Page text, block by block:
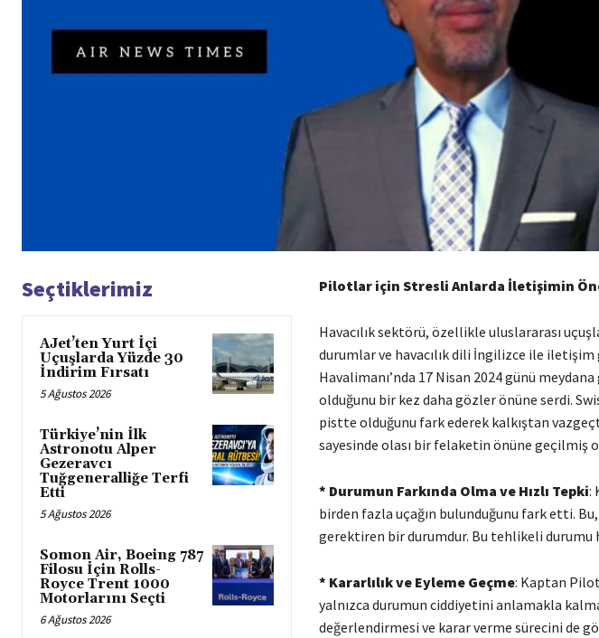
Seçtiklerimiz
AJet’ten Yurt İçi
Uçuşlarda Yüzde 30
İndirim Fırsatı
5 Ağustos 2026
Türkiye’nin İlk
Astronotu Alper
Gezeravcı
Tuğgeneralliğe Terfi
Etti
5 Ağustos 2026
Somon Air, Boeing 787
Filosu İçin Rolls-
Royce Trent 1000
Motorlarını Seçti
6 Ağustos 2026
Pilotlar için Stresli Anlarda İletişimin
Havacılık sektörü, özellikle uluslararası
durumlar ve havacılık dili İngilizce ile
Havalimanı’nda 17 Nisan 2024 günü
olduğunu bir kez daha gözler önüne serdi.
pistte olduğunu fark ederek kalkıştan
sayesinde olası bir felaketin önüne geçilmiş
* Durumun Farkında Olma ve Hızlı Tepki:
birden fazla uçağın bulunduğunu fark etti.
gerektiren bir durumdur. Bu tehlikeli durumu
* Kararlılık ve Eyleme Geçme: Kaptan
yalnızca durumun ciddiyetini anlamakla
değerlendirmesi ve karar verme sürecini de